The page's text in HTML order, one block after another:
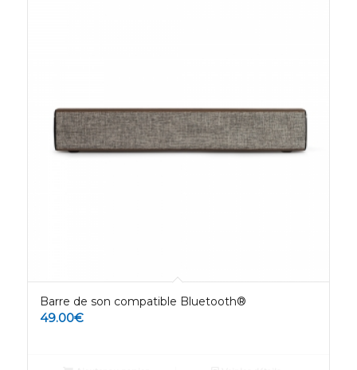
Barre de son compatible Bluetooth®
49.00€